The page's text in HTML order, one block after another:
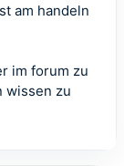
am handeln
im forum zu
wissen zu